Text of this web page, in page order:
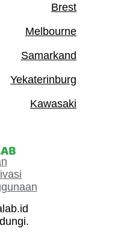
Brest
Melbourne
Samarkand
Yekaterinburg
Kawasaki